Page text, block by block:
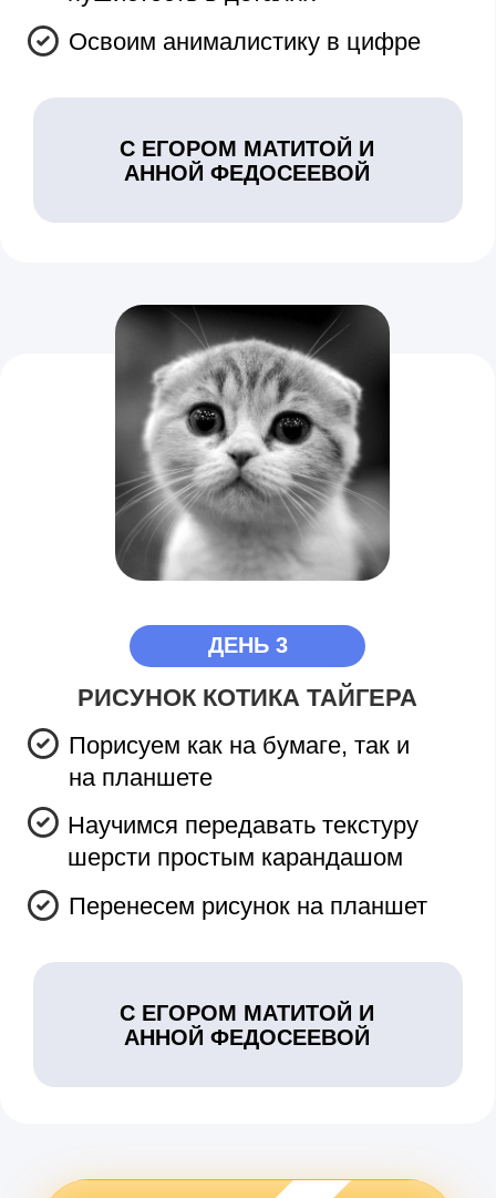
Иду на интенсив